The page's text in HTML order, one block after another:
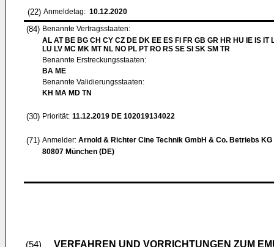
(22) Anmeldetag: 10.12.2020
(84) Benannte Vertragsstaaten:
AL AT BE BG CH CY CZ DE DK EE ES FI FR GB GR HR HU IE IS IT
LU LV MC MK MT NL NO PL PT RO RS SE SI SK SM TR
Benannte Erstreckungsstaaten:
BA ME
Benannte Validierungsstaaten:
KH MA MD TN
(30) Priorität: 11.12.2019 DE 102019134022
(71) Anmelder: Arnold & Richter Cine Technik GmbH & Co. Betriebs KG
80807 München (DE)
(54) VERFAHREN UND VORRICHTUNGEN ZUM